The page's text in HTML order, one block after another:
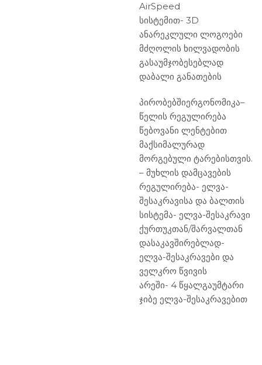
AirSpeed
სისტემით- 3D
ანარეკლული ლოგოები
მძღოლის ხილვადობის
გასაუმჯობესებლად
დაბალი განათების
პირობებშიერგონომიკა–
წელის რეგულირება
წებოვანი ლენტებით
მაქსიმალურად
მორგებული ტარებისთვის.
– მუხლის დამცავების
რეგულირება- ელვა-
შესაკრავისა და ბალთის
სისტემა- ელვა-შესაკრავი
ქურთუკთან/შარვალთან
დასაკავშირებლად-
ელვა-შესაკრავები და
ველკრო წვივის
არეში- 4 წყალგაუმტარი
ჯიბე ელვა-შესაკრავებით